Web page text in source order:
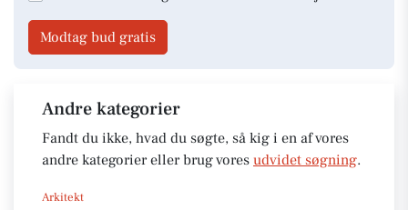
Modtag bud gratis
Andre kategorier
Fandt du ikke, hvad du søgte, så kig i en af vores
andre kategorier eller brug vores udvidet søgning.
Arkitekt